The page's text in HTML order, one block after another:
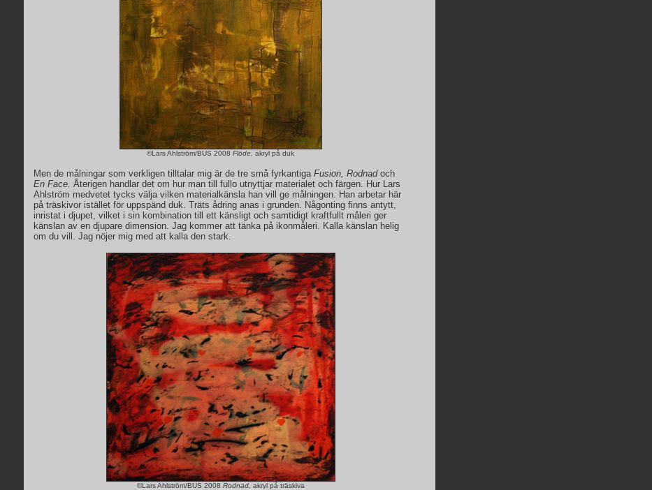
©Lars Ahlström/BUS 2008 Flöde, akryl på duk
Men de målningar som verkligen tilltalar mig är de tre små fyrkantiga Fusion, Rodnad och
En Face. Återigen handlar det om hur man till fullo utnyttjar materialet och färgen. Hur Lars
Ahlström medvetet tycks välja vilken materialkänsla han vill ge målningen. Han arbetar här
på träskivor istället för uppspänd duk. Träts ådring anas i grunden. Någonting finns antytt,
inristat i djupet, vilket i sin kombination till ett känsligt och samtidigt kraftfullt måleri ger
känslan av en djupare dimension. Jag kommer att tänka på ikonmåleri. Kalla känslan helig
om du vill. Jag nöjer mig med att kalla den stark.
©Lars Ahlström/BUS 2008 Rodnad, akryl på träskiva